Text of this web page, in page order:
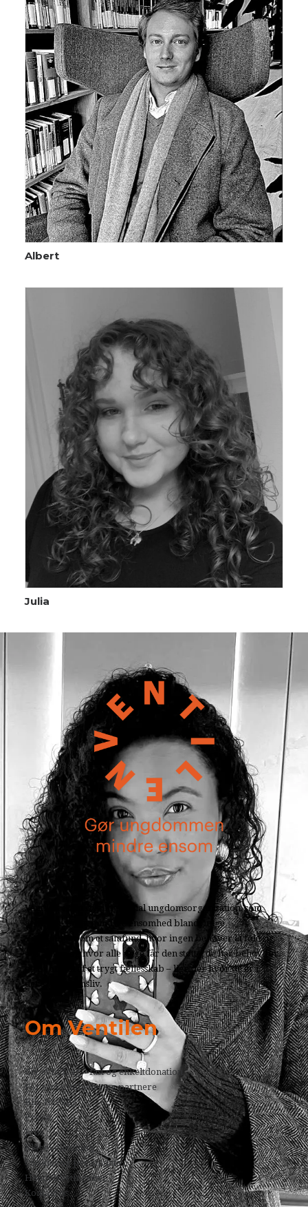
Albert
Julia
Ventilen er en frivillig, social ungdomsorganisation, som
arbejder for at mindske ensomhed blandt unge.
Vi drømmer om et samfund, hvor ingen behøver at føle sig
ensomme, og hvor alle unge får den støtte, de har behov for
og er en del af et trygt fællesskab – lige dér hvor de er i
deres ungdomsliv.
Om Ventilen
Giv et bidrag – fast og enkeltdonation
For virksomheder og partnere
Bliv frivillig
Presse
Jobs
Klagevejledning
Cookies og persondata
Handelsbetingelser
Kontakt os